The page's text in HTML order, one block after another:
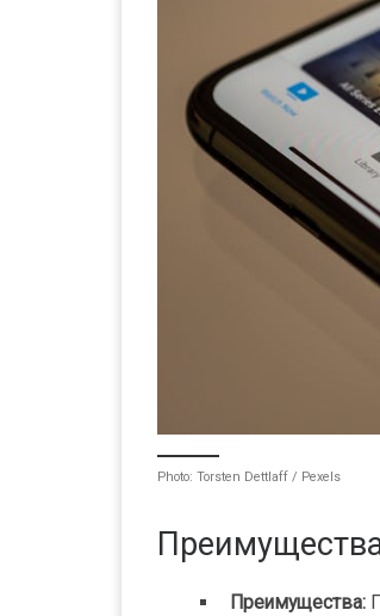
Photo: Torsten Dettlaff / Pexels
Преимущества: